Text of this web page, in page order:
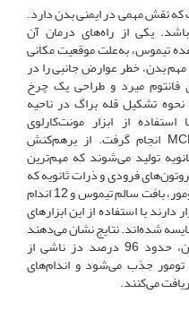
نقش مهمی در ایمنی بدن دارد.
یکی از راه‌های درمان آن
تیموس، به‌علت موقعیت مکانی
بدن، خطر عوارض جانبی را در
فانتوم میرد و طراحی یک چرخ
نحوه تشکیل قله براگ در ناحیه
از ابزار مونت‌کارلوی
GEANT4، کدهای FLUKA و MCNPX انجام گرفت. از برهم‌کنش
تولید می‌شوند که مهم‌ترین
فرودی و ذرات ثانویه که
در پروتون‌درمانی تولید می‌شوند، در تومور، بافت سالم تیموس و 12 اندام
با استفاده از این ابزارهای
شده‌اند. نتایج نشان می‌دهند
که در طول پروتون‌درمانی این سرطان، حدود 96 درصد دز ناشی از
تومور جذب می‌شود و اندام‌های
می‌کنند.